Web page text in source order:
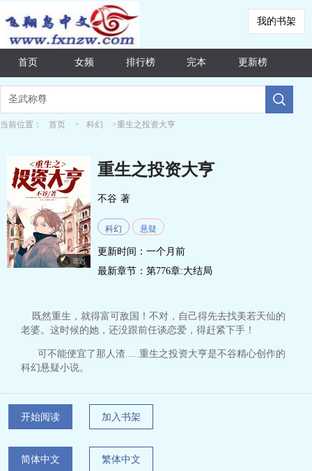
我的书架
首页 女频 排行榜 完本 更新榜
当前位置： 首页 > 科幻 >重生之投资大亨
重生之投资大亨
不谷 著
科幻 悬疑
更新时间：一个月前
最新章节： 第776章:大结局
既然重生，就得富可敌国！不对，自己得先去找美若天仙的
老婆。这时候的她，还没跟前任谈恋爱，得赶紧下手！
可不能便宜了那人渣.....重生之投资大亨是不谷精心创作的
科幻悬疑小说。
开始阅读 加入书架
简体中文 繁体中文